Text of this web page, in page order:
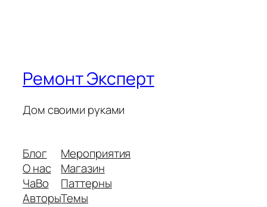
Ремонт Эксперт
Дом своими руками
Блог
О нас
ЧаВо
Авторы
Мероприятия
Магазин
Паттерны
Темы